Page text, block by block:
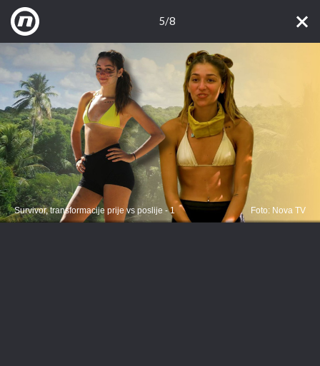
5/8
Survivor, transformacije prije vs poslije - 1 Foto: Nova TV